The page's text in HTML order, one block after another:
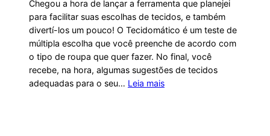
Chegou a hora de lançar a ferramenta que planejei
para facilitar suas escolhas de tecidos, e também
divertí-los um pouco! O Tecidomático é um teste de
múltipla escolha que você preenche de acordo com
o tipo de roupa que quer fazer. No final, você
recebe, na hora, algumas sugestões de tecidos
adequadas para o seu… Leia mais